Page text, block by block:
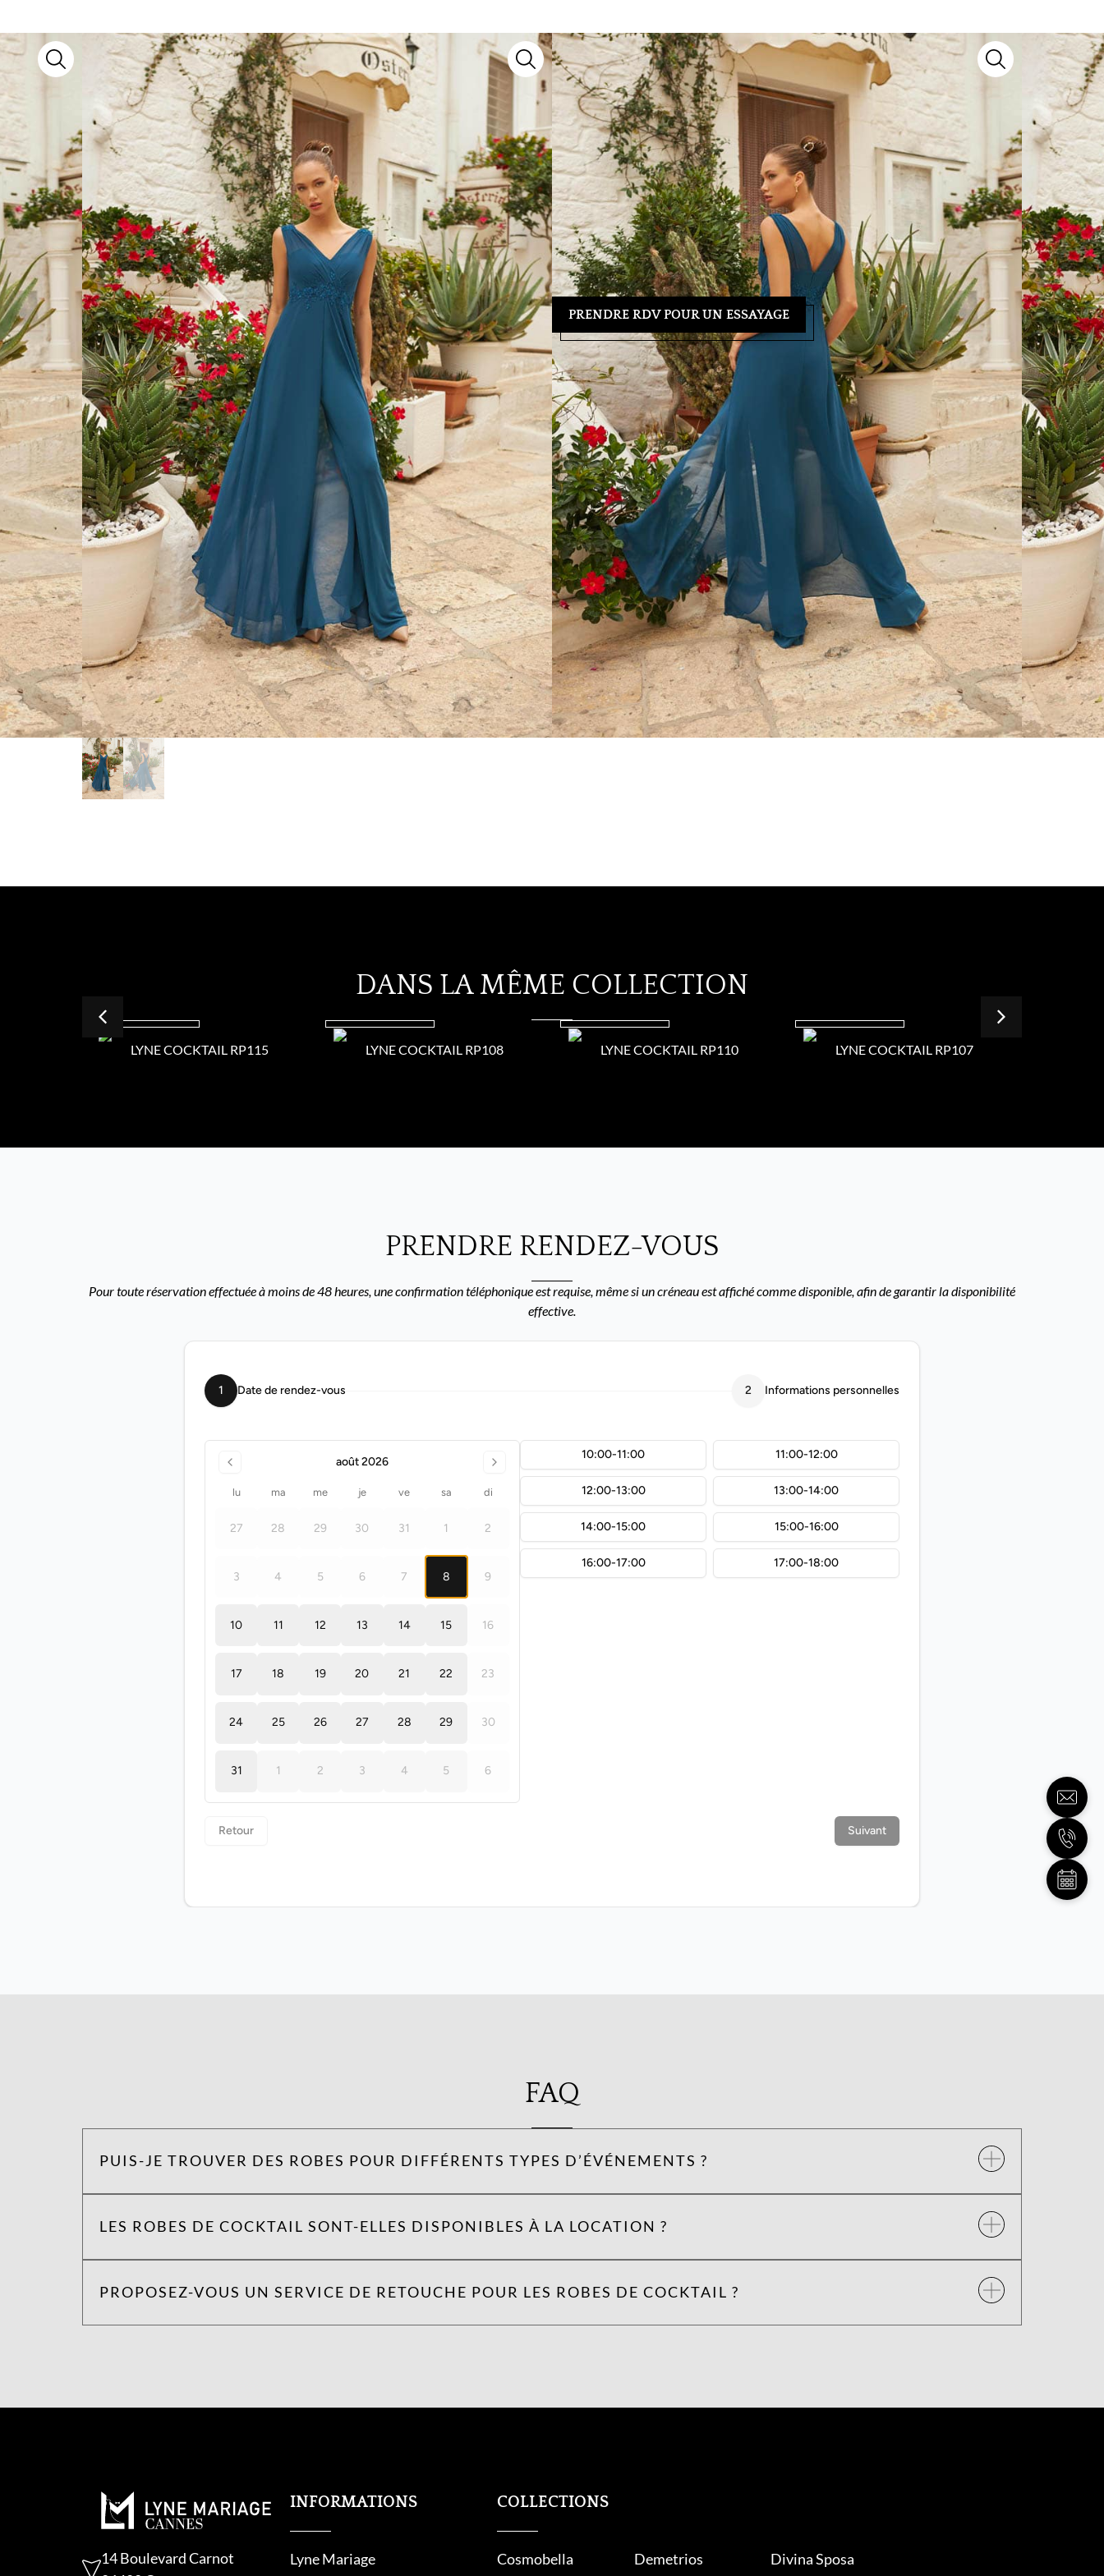
CBI015 Teal
Robes de cocktail
Lyne Cocktail
Découvrez le modèleCBI015 Teal , un modèle d’exception signéLyne Cocktail
. Issu
de notre collection 2027, il marie savoir-faire artisanal et détails raffinés pour
sublimer chaque silhouette.
Besoin d’un conseil ou d’un essayage ? Notre équipe se tient à votre écoute au04 93
39 04 23pour organiser votre rendez-vous personnalisé et vous guider vers la
tenue idéale.
PRENDRE RDV POUR UN ESSAYAGE
ESSAYAGE CONSEILS RETOUCHES
DANS LA MÊME COLLECTION
LYNE COCKTAIL RP115 LYNE COCKTAIL RP108 LYNE COCKTAIL RP110 LYNE COCKTAIL RP107
PRENDRE RENDEZ-VOUS
Pour toute réservation effectuée à moins de 48 heures, une confirmation téléphonique est requise, même si un créneau est affiché comme disponible, afin de garantir la disponibilité
effective.
FAQ
PUIS-JE TROUVER DES ROBES POUR DIFFÉRENTS TYPES D’ÉVÉNEMENTS ?
LES ROBES DE COCKTAIL SONT-ELLES DISPONIBLES À LA LOCATION ?
PROPOSEZ-VOUS UN SERVICE DE RETOUCHE POUR LES ROBES DE COCKTAIL ?
14 Boulevard Carnot
INFORMATIONS
Lyne Mariage
COLLECTIONS
Cosmobella Demetrios
Divina Sposa